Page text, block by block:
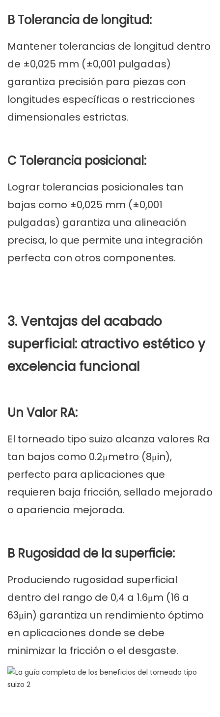
B Tolerancia de longitud:
Mantener tolerancias de longitud dentro
de ±0,025 mm (±0,001 pulgadas)
garantiza precisión para piezas con
longitudes específicas o restricciones
dimensionales estrictas.
C Tolerancia posicional:
Lograr tolerancias posicionales tan
bajas como ±0,025 mm (±0,001
pulgadas) garantiza una alineación
precisa, lo que permite una integración
perfecta con otros componentes.
3. Ventajas del acabado
superficial: atractivo estético y
excelencia funcional
Un Valor RA:
El torneado tipo suizo alcanza valores Ra
tan bajos como 0.2μmetro (8μin),
perfecto para aplicaciones que
requieren baja fricción, sellado mejorado
o apariencia mejorada.
B Rugosidad de la superficie:
Produciendo rugosidad superficial
dentro del rango de 0,4 a 1.6μm (16 a
63μin) garantiza un rendimiento óptimo
en aplicaciones donde se debe
minimizar la fricción o el desgaste.